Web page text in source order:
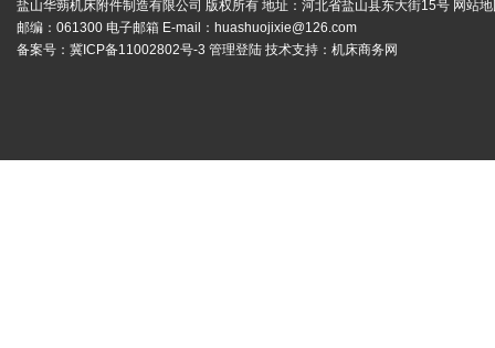
盐山华蒴机床附件制造有限公司 版权所有 地址：河北省盐山县东大街15号 网站
邮编：061300 电子邮箱 E-mail： huashuojixie@126.com
备案号： 冀ICP备11002802号-3 管理登陆 技术支持： 机床商务网